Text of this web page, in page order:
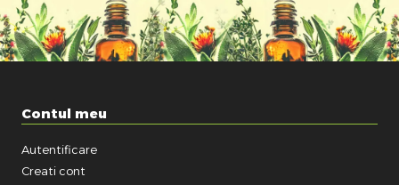
Contul meu
Autentificare
Creati cont